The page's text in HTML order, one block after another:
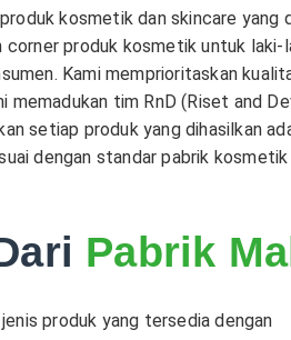
kosmetik dan skincare
produk kosmetik untuk
Kami memprioritaskan
memadukan tim RnD (Riset and
setiap produk yang dihasilkan
dengan standar pabrik
Pabrik
produk yang tersedia dengan